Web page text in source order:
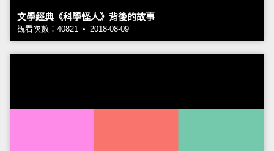
文學經典《科學怪人》背後的故事
觀看次數：40821 • 2018-08-09